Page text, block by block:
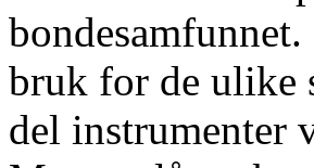
bruk for de ulike
del instrumenter